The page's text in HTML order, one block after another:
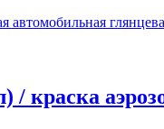
краска